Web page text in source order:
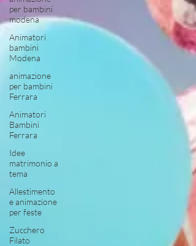
per bambini
modena
Animatori
bambini
Modena
animazione
per bambini
Ferrara
Animatori
Bambini
Ferrara
Idee
matrimonio a
tema
Allestimento
e animazione
per feste
Zucchero
Filato